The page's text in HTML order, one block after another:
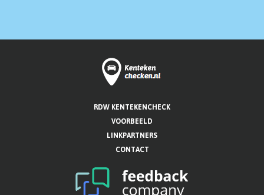
RDW KENTEKENCHECK
VOORBEELD
LINKPARTNERS
CONTACT